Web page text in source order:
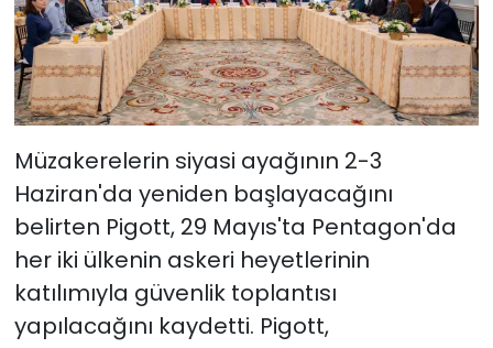
Müzakerelerin siyasi ayağının 2-3
Haziran'da yeniden başlayacağını
belirten Pigott, 29 Mayıs'ta Pentagon'da
her iki ülkenin askeri heyetlerinin
katılımıyla güvenlik toplantısı
yapılacağını kaydetti. Pigott,